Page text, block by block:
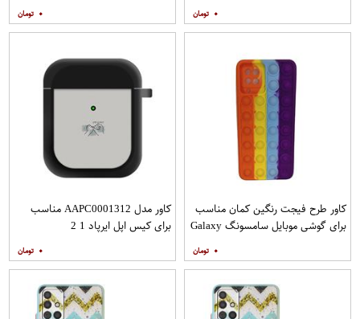
۰ ۰
کاور طرح فیجت رنگین کمان مناسب
برای گوشی موبایل سامسونگ Galaxy
۰
کاور مدل AAPC0001312 مناسب
برای کیس اپل ایرپاد 1 2
۰